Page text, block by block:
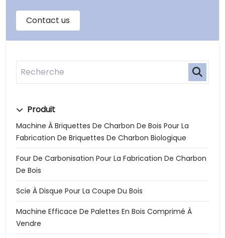
Produit
Machine À Briquettes De Charbon De Bois Pour La
Fabrication De Briquettes De Charbon Biologique
Four De Carbonisation Pour La Fabrication De Charbon
De Bois
Scie À Disque Pour La Coupe Du Bois
Machine Efficace De Palettes En Bois Comprimé À
Vendre